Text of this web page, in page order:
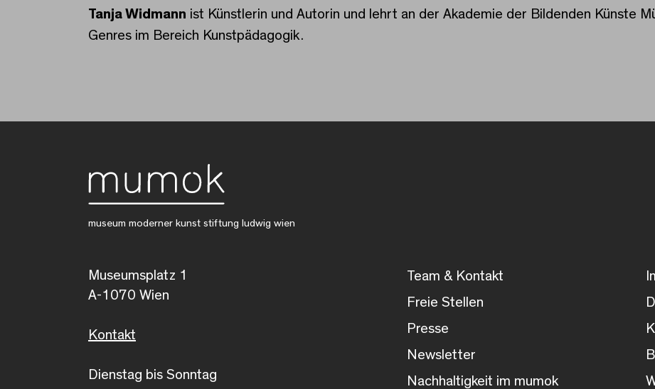
Tanja Widmann ist Künstlerin und Autorin und lehrt an der Akademie der Bildenden Künste
Genres im Bereich Kunstpädagogik.
museum moderner kunst stiftung ludwig wien
Museumsplatz 1
A-1070 Wien
Kontakt
Dienstag bis Sonntag
Team & Kontakt
Freie Stellen
Presse
Newsletter
Nachhaltigkeit im mumok